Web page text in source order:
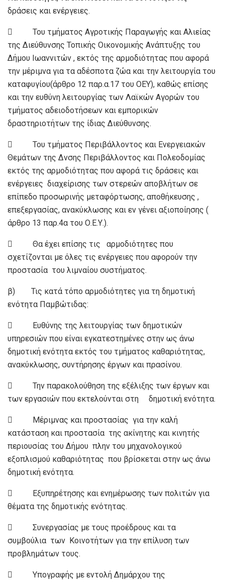
δράσεις και ενέργειες.
 Του τμήματος Αγροτικής Παραγωγής και Αλιείας
της Διεύθυνσης Τοπικής Οικονομικής Ανάπτυξης του
Δήμου Ιωαννιτών , εκτός της αρμοδιότητας που αφορά
την μέριμνα για τα αδέσποτα ζώα και την λειτουργία του
καταφυγίου(άρθρο 12 παρ.α.17 του ΟΕΥ), καθώς επίσης
και την ευθύνη λειτουργίας των Λαϊκών Αγορών του
τμήματος αδειοδοτήσεων και εμπορικών
δραστηριοτήτων της ίδιας Διεύθυνσης.
 Του τμήματος Περιβάλλοντος και Ενεργειακών
Θεμάτων της Δνσης Περιβάλλοντος και Πολεοδομίας
εκτός της αρμοδιότητας που αφορά τις δράσεις και
ενέργειες διαχείρισης των στερεών αποβλήτων σε
επίπεδο προσωρινής μεταφόρτωσης, αποθήκευσης ,
επεξεργασίας, ανακύκλωσης και εν γένει αξιοποίησης (
άρθρο 13 παρ.4α του Ο.Ε.Υ.).
 Θα έχει επίσης τις αρμοδιότητες που
σχετίζονται με όλες τις ενέργειες που αφορούν την
προστασία του λιμναίου συστήματος.
β) Τις κατά τόπο αρμοδιότητες για τη δημοτική
ενότητα Παμβώτιδας:
 Ευθύνης της λειτουργίας των δημοτικών
υπηρεσιών που είναι εγκατεστημένες στην ως άνω
δημοτική ενότητα εκτός του τμήματος καθαριότητας,
ανακύκλωσης, συντήρησης έργων και πρασίνου.
 Την παρακολούθηση της εξέλιξης των έργων και
των εργασιών που εκτελούνται στη δημοτική ενότητα.
 Μέριμνας και προστασίας για την καλή
κατάσταση και προστασία της ακίνητης και κινητής
περιουσίας του Δήμου πλην του μηχανολογικού
εξοπλισμού καθαριότητας που βρίσκεται στην ως άνω
δημοτική ενότητα.
 Εξυπηρέτησης και ενημέρωσης των πολιτών για
θέματα της δημοτικής ενότητας.
 Συνεργασίας με τους προέδρους και τα
συμβούλια των Κοινοτήτων για την επίλυση των
προβλημάτων τους.
 Υπογραφής με εντολή Δημάρχου της